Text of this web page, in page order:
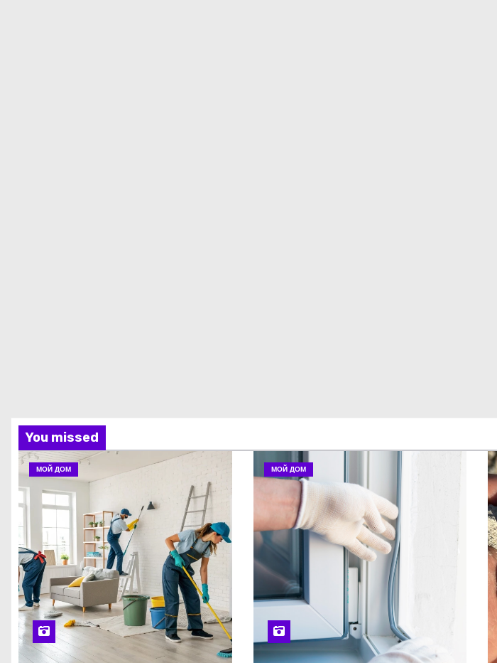
You missed
МОЙ ДОМ МОЙ ДОМ